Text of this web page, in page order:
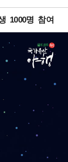
1000명 참여